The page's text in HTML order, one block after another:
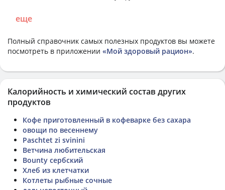
еще
Полный справочник самых полезных продуктов вы можете
посмотреть в приложении «Мой здоровый рацион».
Калорийность и химический состав других
продуктов
Кофе приготовленный в кофеварке без сахара
овощи по весеннему
Paschtet zi svinini
Ветчина любительская
Bounty сербский
Хлеб из клетчатки
Котлеты рыбные сочные